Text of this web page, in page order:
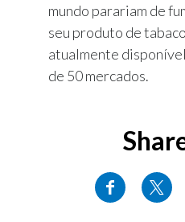
mundo parariam de
seu produto de
atualmente
de 50 mercados.